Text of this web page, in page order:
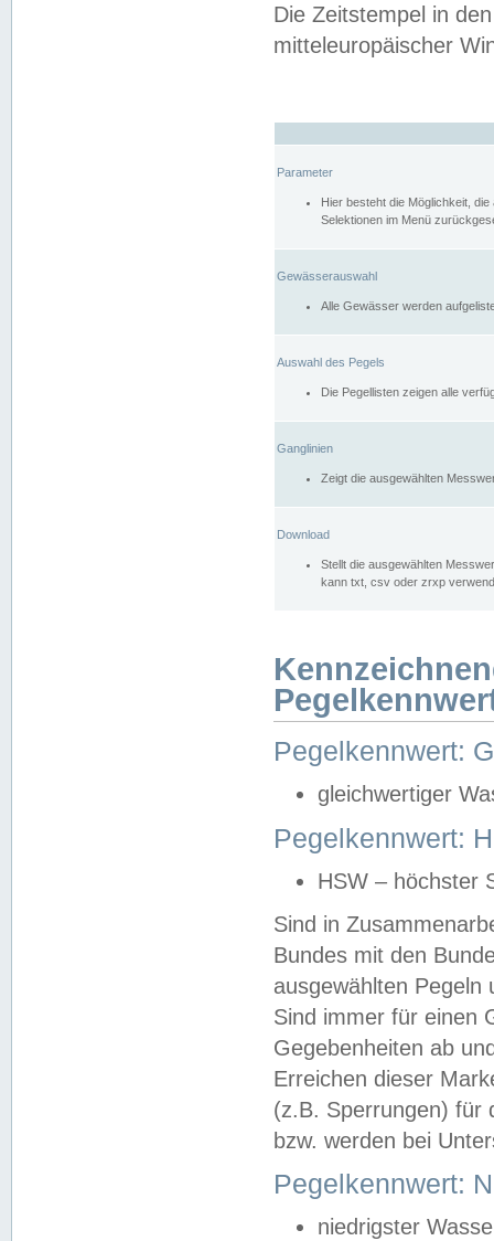
Die Zeitstempel in
mitteleuropäischer
Parameter
Hier besteht die Möglichkeit,
Selektionen im Menü
Gewässerauswahl
Alle Gewässer werden
Auswahl des Pegels
Die Pegellisten zeigen alle
Ganglinien
Zeigt die ausgewählten
Download
Stellt die ausgewählten
kann txt, csv oder zrxp
Pegelkennwert:
gleichwertiger
Pegelkennwert:
HSW – höchster
Sind in
Bundes mit den
ausgewählten
Sind immer für einen
Gegebenheiten ab
Erreichen dieser
(z.B. Sperrungen) für
bzw. werden bei
Pegelkennwert:
niedrigster